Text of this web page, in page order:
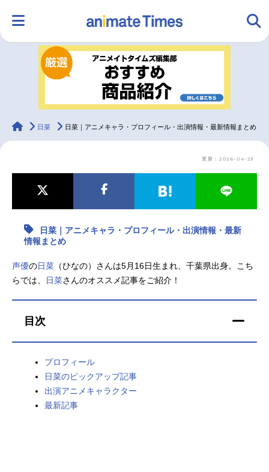
ランキング アニメ
ラジオ
最新記事一覧
アニメ記事一覧 声優記事一覧
今期アニメ曜日別一覧
春アニメ 夏アニメ
秋アニメ
男性声優/女性声優一覧
animateTimes
日菜 日菜｜アニメキャラ・プロフィール・出演情報・最新情報まとめ
更新：2026-04-23
日菜｜アニメキャラ・プロフィール・出演情報・最新
情報まとめ
声優の日菜 （ひなの）さんは5月16日生まれ、千葉県出身。こち
らでは、
日菜さんのオススメ記事をご紹介！
目次
プロフィール
日菜のピックアップ記事
出演アニメキャラクター
最新記事